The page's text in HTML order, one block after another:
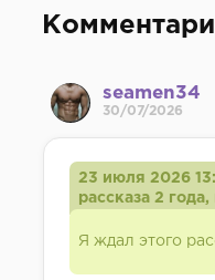
seamen34
30/07/2026
23 июля 2026
рассказа 2
Я ждал этого